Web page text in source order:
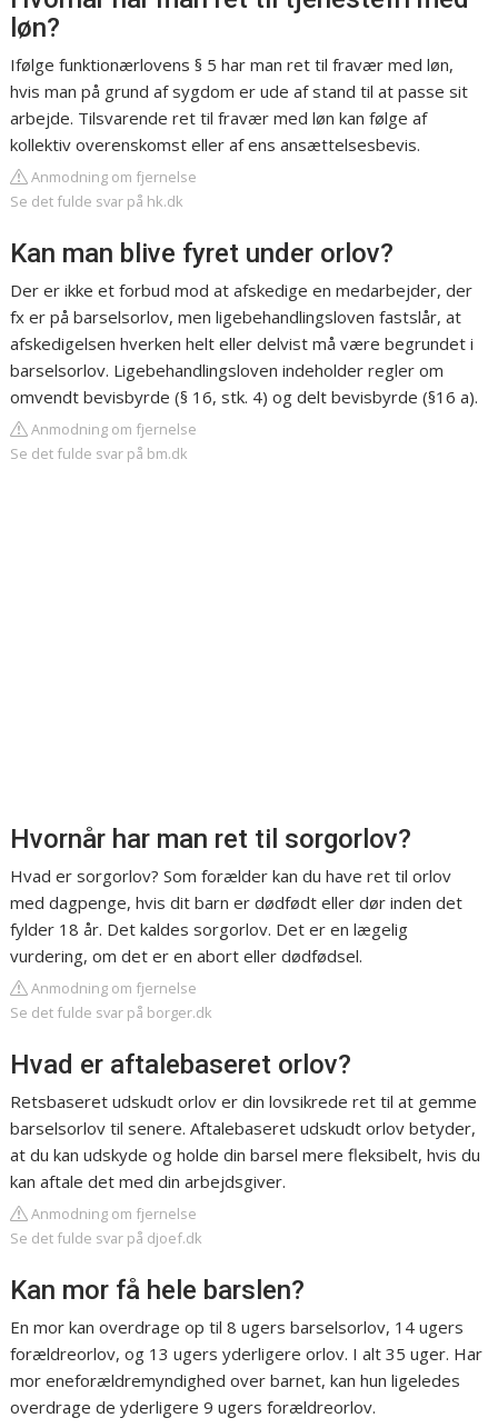
løn?
Ifølge funktionærlovens § 5 har man ret til fravær med løn,
hvis man på grund af sygdom er ude af stand til at passe sit
arbejde. Tilsvarende ret til fravær med løn kan følge af
kollektiv overenskomst eller af ens ansættelsesbevis.
Anmodning om fjernelse
Se det fulde svar på hk.dk
Kan man blive fyret under orlov?
Der er ikke et forbud mod at afskedige en medarbejder, der
fx er på barselsorlov, men ligebehandlingsloven fastslår, at
afskedigelsen hverken helt eller delvist må være begrundet i
barselsorlov. Ligebehandlingsloven indeholder regler om
omvendt bevisbyrde (§ 16, stk. 4) og delt bevisbyrde (§16 a).
Anmodning om fjernelse
Se det fulde svar på bm.dk
Hvornår har man ret til sorgorlov?
Hvad er sorgorlov? Som forælder kan du have ret til orlov
med dagpenge, hvis dit barn er dødfødt eller dør inden det
fylder 18 år. Det kaldes sorgorlov. Det er en lægelig
vurdering, om det er en abort eller dødfødsel.
Anmodning om fjernelse
Se det fulde svar på borger.dk
Hvad er aftalebaseret orlov?
Retsbaseret udskudt orlov er din lovsikrede ret til at gemme
barselsorlov til senere. Aftalebaseret udskudt orlov betyder,
at du kan udskyde og holde din barsel mere fleksibelt, hvis du
kan aftale det med din arbejdsgiver.
Anmodning om fjernelse
Se det fulde svar på djoef.dk
Kan mor få hele barslen?
En mor kan overdrage op til 8 ugers barselsorlov, 14 ugers
forældreorlov, og 13 ugers yderligere orlov. I alt 35 uger. Har
mor eneforældremyndighed over barnet, kan hun ligeledes
overdrage de yderligere 9 ugers forældreorlov.